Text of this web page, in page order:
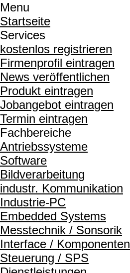
Menu
Startseite
Services
kostenlos registrieren
Firmenprofil eintragen
News veröffentlichen
Produkt eintragen
Jobangebot eintragen
Termin eintragen
Fachbereiche
Antriebssysteme
Software
Bildverarbeitung
industr. Kommunikation
Industrie-PC
Embedded Systems
Messtechnik / Sonsorik
Interface / Komponenten
Steuerung / SPS